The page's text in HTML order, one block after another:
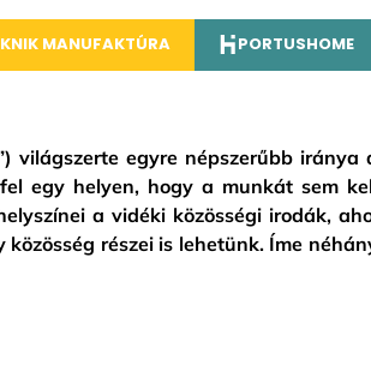
MANUFAKTÚRA PORTUSHOME
világszerte egyre népszerűbb iránya
egy helyen, hogy a munkát sem
a vidéki közösségi irodák,
részei is lehetünk. Íme